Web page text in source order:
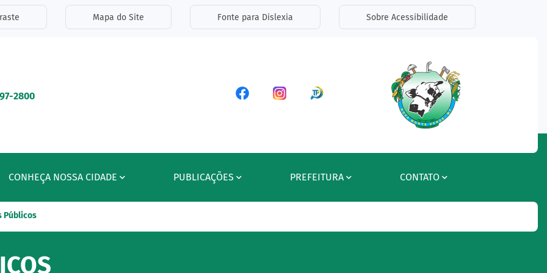
de acessibilidade
Mapa do Site Fonte para Dislexia Sobre Acessibilidade
2800 Acessar a Rede Social Facebook
Acessar a Rede Social Instagram
Acessar a Rede Social Radar
CONHEÇA NOSSA CIDADE PUBLICAÇÕES PREFEITURA CONTATO
Públicos